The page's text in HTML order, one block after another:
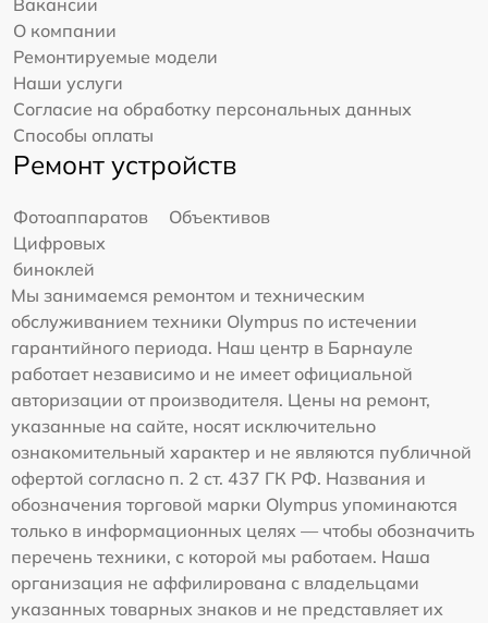
Вакансии
О компании
Ремонтируемые модели
Наши услуги
Согласие на обработку персональных данных
Способы оплаты
Ремонт устройств
Фотоаппаратов
Объективов
Цифровых
биноклей
Мы занимаемся ремонтом и техническим
обслуживанием техники Olympus по истечении
гарантийного периода. Наш центр в Барнауле
работает независимо и не имеет официальной
авторизации от производителя. Цены на ремонт,
указанные на сайте, носят исключительно
ознакомительный характер и не являются публичной
офертой согласно п. 2 ст. 437 ГК РФ. Названия и
обозначения торговой марки Olympus упоминаются
только в информационных целях — чтобы обозначить
перечень техники, с которой мы работаем. Наша
организация не аффилирована с владельцами
указанных товарных знаков и не представляет их